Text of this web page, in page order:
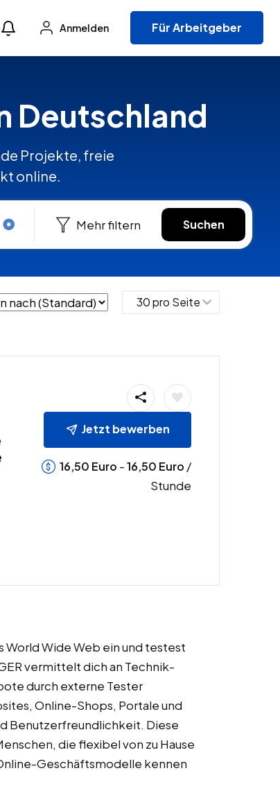
Anmelden Für Arbeitgeber
Deutschland
Projekte, freie
online.
Mehr filtern Suchen
Jetzt bewerben
16,50 Euro -16,50 Euro /
Stunde
World Wide Web ein und testest
vermittelt dich an Technik-
durch externe Tester
Online-Shops, Portale und
Benutzerfreundlichkeit. Diese
die flexibel von zu Hause
Geschäftsmodelle kennen